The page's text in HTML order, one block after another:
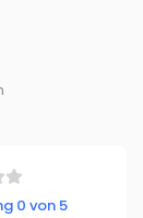
0 von 5